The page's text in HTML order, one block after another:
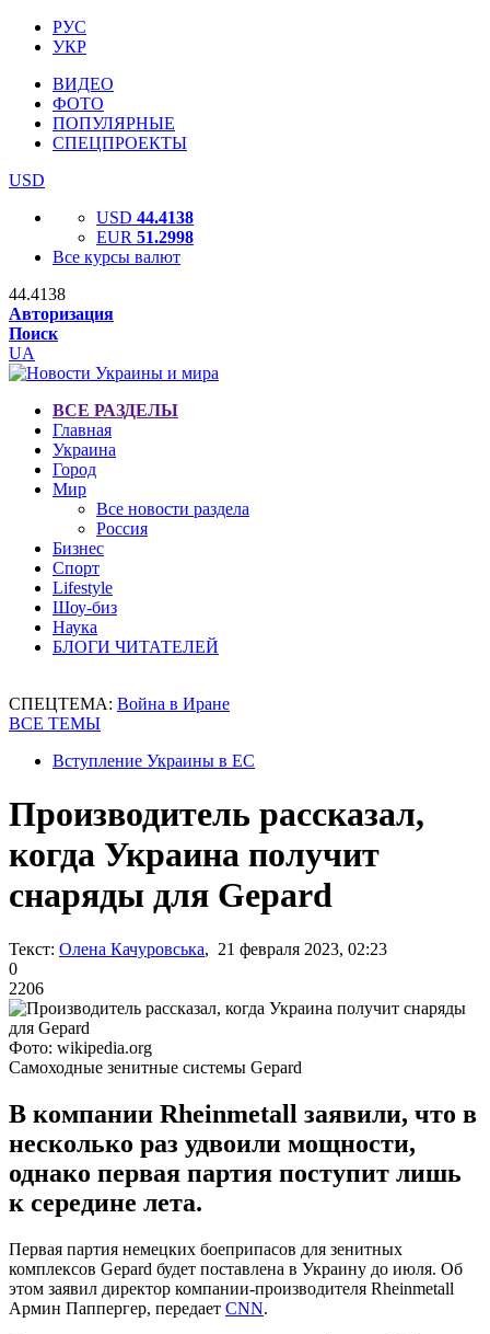
РУС
УКР
ВИДЕО
ФОТО
ПОПУЛЯРНЫЕ
СПЕЦПРОЕКТЫ
USD
USD 44.4138
EUR 51.2998
Все курсы валют
44.4138
Авторизация
Поиск
UA
ВСЕ РАЗДЕЛЫ
Главная
Украина
Город
Мир
Все новости раздела
Россия
Бизнес
Спорт
Lifestyle
Шоу-биз
Наука
БЛОГИ ЧИТАТЕЛЕЙ
СПЕЦТЕМА: Война в Иране
ВСЕ ТЕМЫ
Вступление Украины в ЕС
Производитель рассказал,
когда Украина получит
снаряды для Gepard
Текст: Олена Качуровська, 21 февраля 2023, 02:23
0
2206
Фото: wikipedia.org
Самоходные зенитные системы Gepard
В компании Rheinmetall заявили, что в
несколько раз удвоили мощности,
однако первая партия поступит лишь
к середине лета.
Первая партия немецких боеприпасов для зенитных
комплексов Gepard будет поставлена в Украину до июля. Об
этом заявил директор компании-производителя Rheinmetall
Армин Паппергер, передает CNN.